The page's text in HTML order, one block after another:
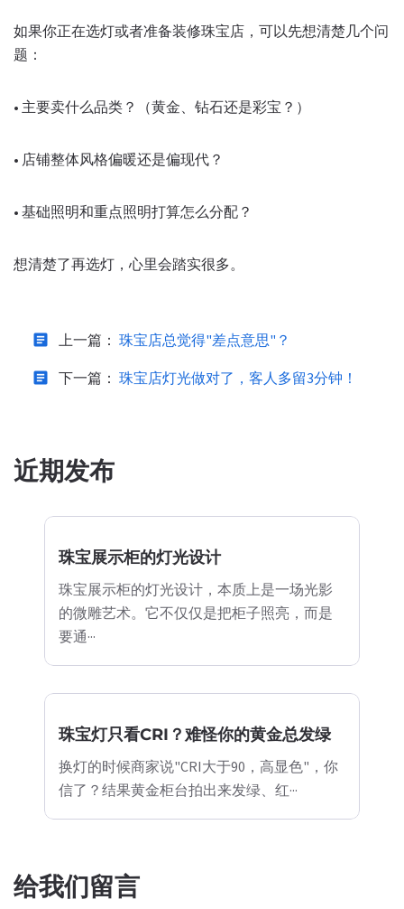
如果你正在选灯或者准备装修珠宝店，可以先想清楚几个问
题：
• 主要卖什么品类？（黄金、钻石还是彩宝？）
• 店铺整体风格偏暖还是偏现代？
• 基础照明和重点照明打算怎么分配？
想清楚了再选灯，心里会踏实很多。
article 上一篇： 珠宝店总觉得"差点意思"？
article 下一篇： 珠宝店灯光做对了，客人多留3分钟！
近期发布
珠宝展示柜的灯光设计
珠宝展示柜的灯光设计，本质上是一场光影
的微雕艺术。它不仅仅是把柜子照亮，而是
要通···
珠宝灯只看CRI？难怪你的黄金总发绿
换灯的时候商家说"CRI大于90，高显色"，你
信了？结果黄金柜台拍出来发绿、红···
给我们留言